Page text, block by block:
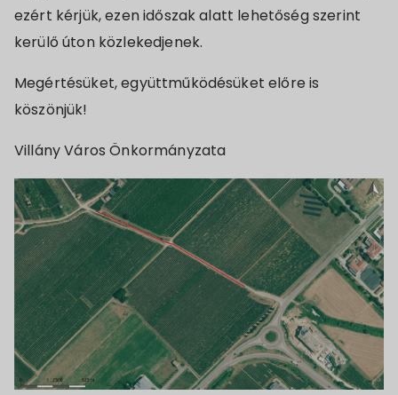
ezért kérjük, ezen időszak alatt lehetőség szerint
kerülő úton közlekedjenek.
Megértésüket, együttműködésüket előre is
köszönjük!
Villány Város Önkormányzata